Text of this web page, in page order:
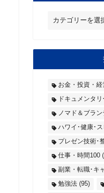
お金・投資・経
ドキュメンタ
ノマド＆ブラ
ハワイ･健康･
プレゼン技術･
仕事・時間100
副業・転職･キ
勉強法(95)